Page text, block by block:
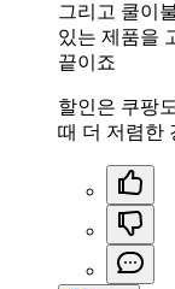
그리고 쿨이
있는 제품을
끝이죠
할인은 쿠팡
때 더 저렴한